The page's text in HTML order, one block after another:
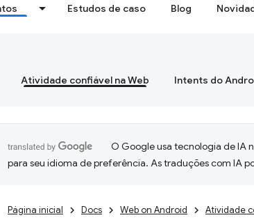
Estudos de caso Blog
Atividade confiável na Web Intents do
O Google usa tecnologia de IA
para seu idioma de preferência. As traduções com IA
Página inicial Docs Web on Android Atividade